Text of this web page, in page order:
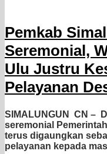
Pemkab
Seremonial,
Ulu Justru
Pelayanan
SIMALUNGUN CN –
seremonial
terus digaungkan
pelayanan kepada